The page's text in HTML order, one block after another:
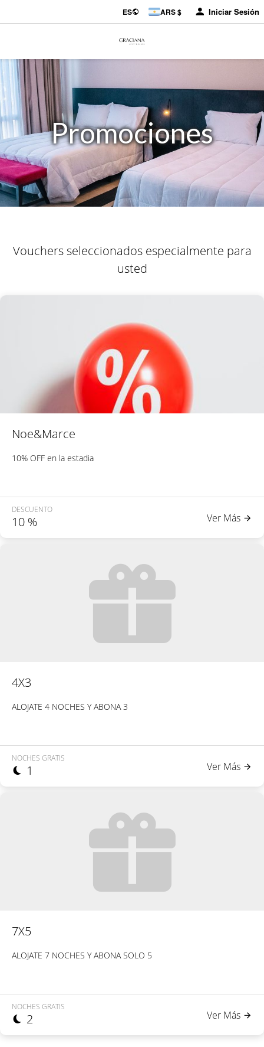
ES ARS $ Iniciar Sesión
Promociones
Vouchers seleccionados especialmente para
usted
Noe&Marce
10% OFF en la estadia
DESCUENTO
10 % Ver Más
4X3
ALOJATE 4 NOCHES Y ABONA 3
NOCHES GRATIS
1 Ver Más
7X5
ALOJATE 7 NOCHES Y ABONA SOLO 5
NOCHES GRATIS
2 Ver Más